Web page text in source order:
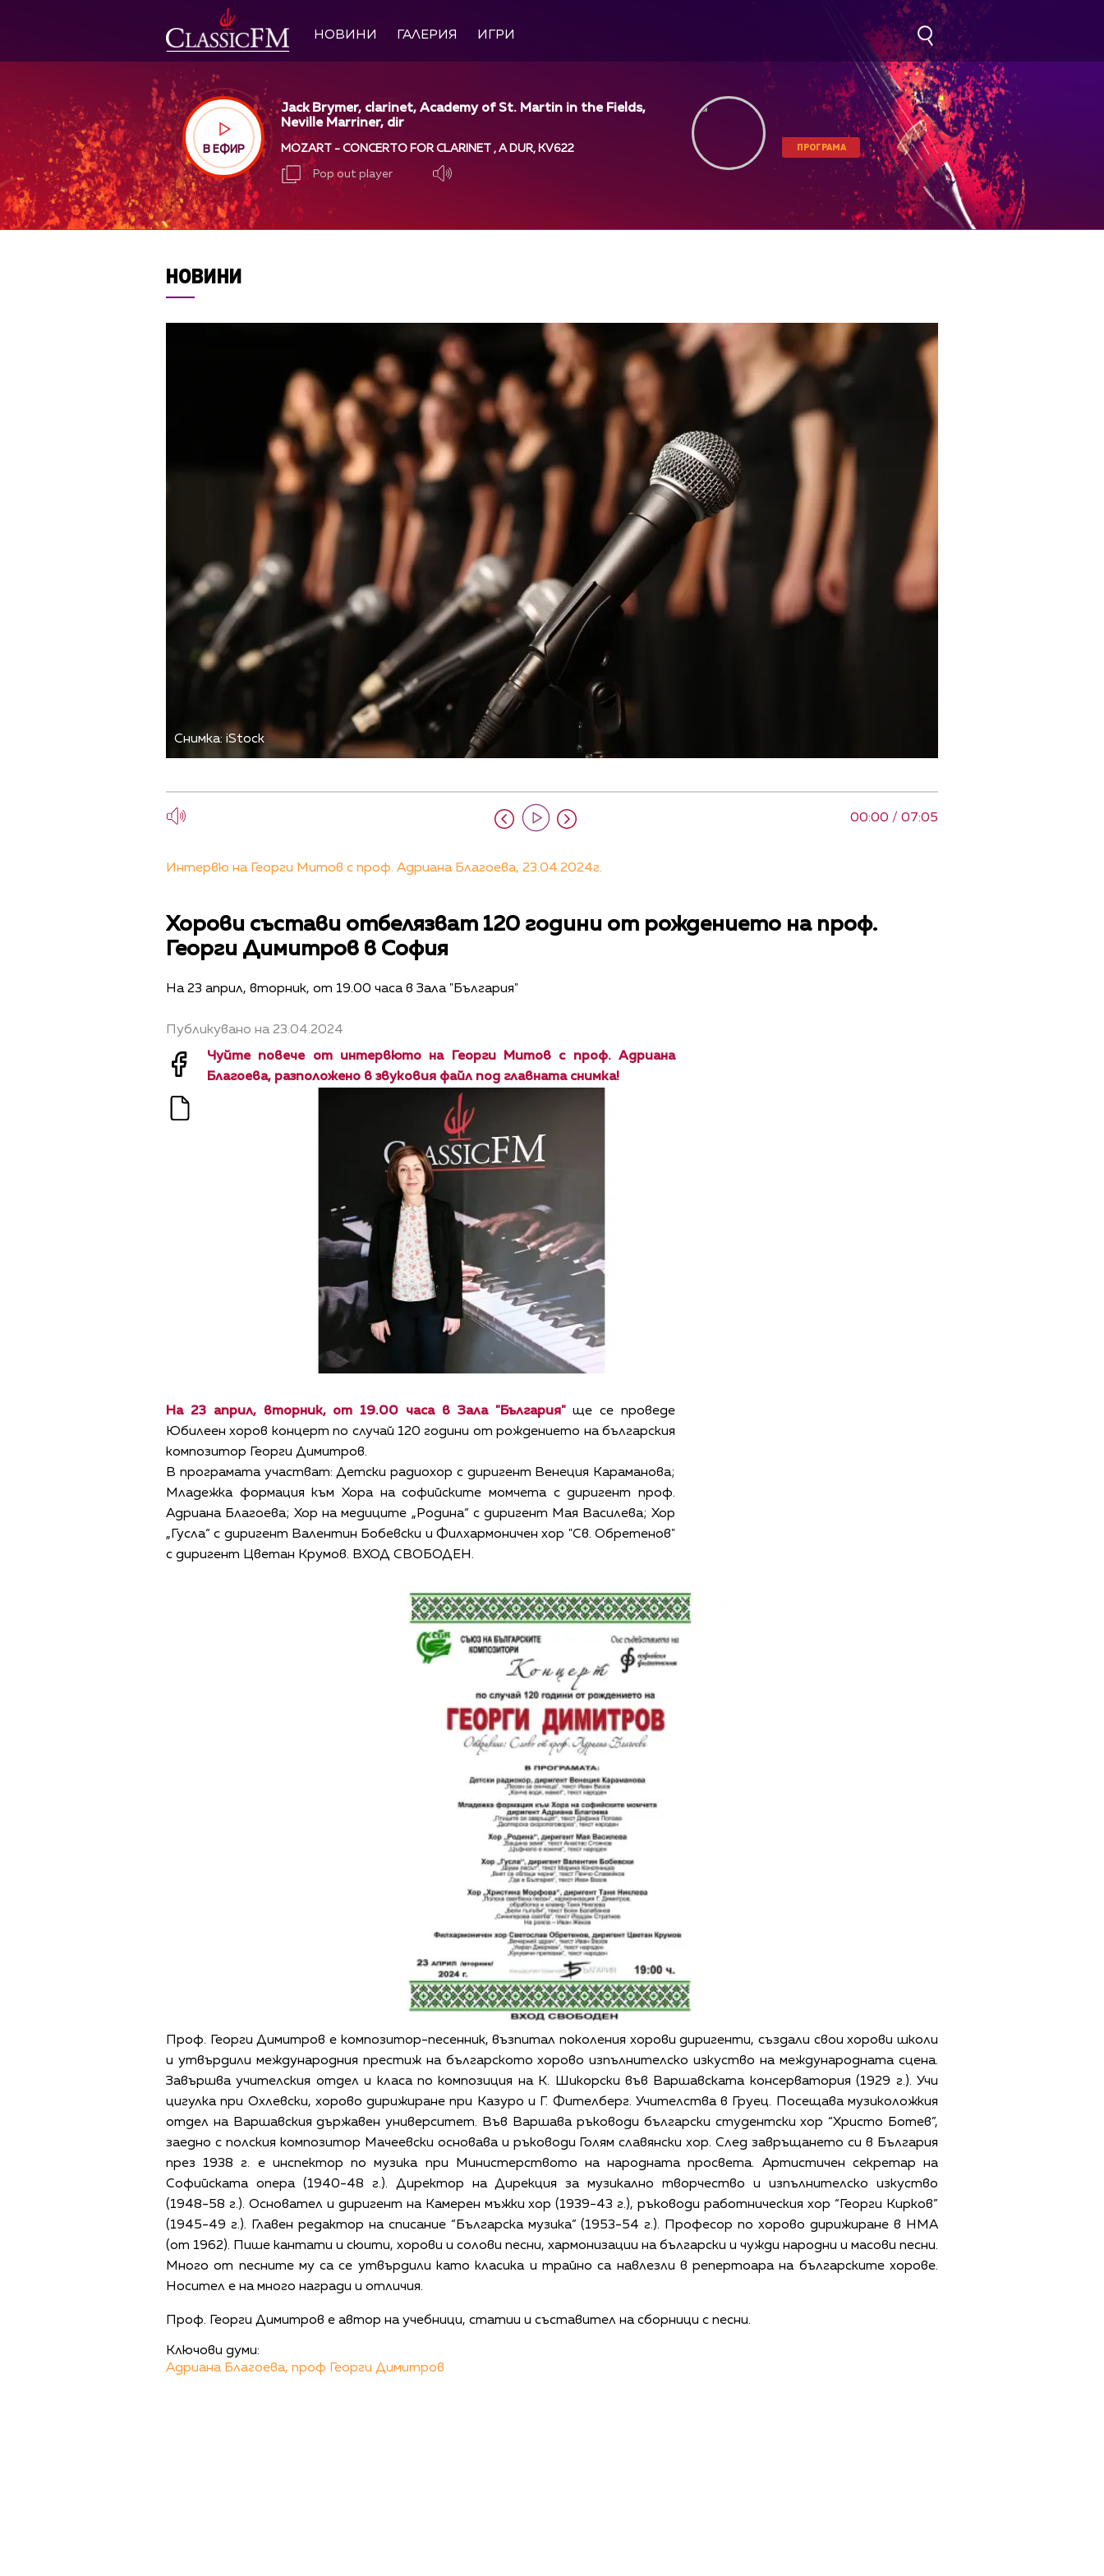
НОВИНИ ГАЛЕРИЯ ИГРИ
В ЕФИР
Jack Brymer, clarinet, Academy of St. Martin in the Fields,
Neville Marriner, dir
MOZART - CONCERTO FOR CLARINET , A DUR, KV622
Pop out player
ПРОГРАМА
НОВИНИ
Снимка: iStock
00:00 / 07:05
Интервю на Георги Митов с проф. Адриана Благоева, 23.04.2024г.
Хорови състави отбелязват 120 години от рождението на проф.
Георги Димитров в София
На 23 април, вторник, от 19.00 часа в Зала "България"
Публикувано на 23.04.2024
Чуйте повече от интервюто на Георги Митов с проф. Адриана
Благоева, разположено в звуковия файл под главната снимка!
На 23 април, вторник, от 19.00 часа в Зала "България"ще се проведе
Юбилеен хоров концерт по случай 120 години от рождението на българския
композитор Георги Димитров.
В програмата участват: Детски радиохор с диригент Венеция Караманова;
Младежка формация към Хора на софийските момчета с диригент проф.
Адриана Благоева; Хор на медиците „Родина“ с диригент Мая Василева; Хор
„Гусла“ с диригент Валентин Бобевски и Филхармоничен хор "Св. Обретенов"
с диригент Цветан Крумов. ВХОД СВОБОДЕН.
Проф. Георги Димитров е композитор-песенник, възпитал поколения хорови диригенти, създали свои хорови школи
и утвърдили международния престиж на българското хорово изпълнителско изкуство на международната сцена.
Завършва учителския отдел и класа по композиция на К. Шикорски във Варшавската консерватория (1929 г.). Учи
цигулка при Охлевски, хорово дирижиране при Казуро и Г. Фителберг. Учителства в Груец. Посещава музиколожкия
отдел на Варшавския държавен университет. Във Варшава ръководи български студентски хор “Христо Ботев”,
заедно с полския композитор Мачеевски основава и ръководи Голям славянски хор. След завръщането си в България
през 1938 г. е инспектор по музика при Министерството на народната просвета. Артистичен секретар на
Софийската опера (1940­-48 г.). Директор на Дирекция за музикално творчество и изпълнителско изкуство
(1948­-58 г.). Основател и диригент на Камерен мъжки хор (1939­-43 г.), ръководи работническия хор “Георги Кирков”
(1945­-49 г.). Главен редактор на списание “Българска музика” (1953­-54 г.). Професор по хорово дирижиране в НМА
(от 1962). Пише кантати и сюити, хорови и солови песни, хармонизации на български и чужди народни и масови песни.
Много от песните му са се утвърдили като класика и трайно са навлезли в репертоара на българските хорове.
Носител е на много награди и отличия.
Проф. Георги Димитров е автор на учебници, статии и съставител на сборници с песни.
Ключови думи:
Адриана Благоева, проф Георги Димитров